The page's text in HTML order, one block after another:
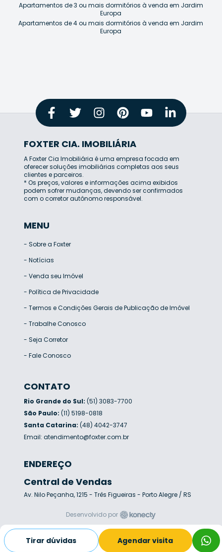
Tirar dúvidas Agendar visita
Apartamentos de 3 ou mais dormitórios à venda em Jardim
Europa
Apartamentos de 4 ou mais dormitórios à venda em Jardim
Europa
FOXTER CIA. IMOBILIÁRIA
A Foxter Cia Imobiliária é uma empresa focada em
oferecer soluções imobiliárias completas aos seus
clientes e parceiros.
* Os preços, valores e informações acima exibidos
podem sofrer mudanças, devendo ser confirmados
com o corretor autônomo responsável.
MENU
- Sobre a Foxter
- Notícias
- Venda seu Imóvel
- Política de Privacidade
- Termos e Condições Gerais de Publicação de Imóvel
- Trabalhe Conosco
- Seja Corretor
- Fale Conosco
CONTATO
Rio Grande do Sul: (51) 3083-7700
São Paulo: (11) 5198-0818
Santa Catarina: (48) 4042-3747
Email: atendimento@foxter.com.br
ENDEREÇO
Central de Vendas
Av. Nilo Peçanha, 1215 - Três Figueiras - Porto Alegre / RS
Desenvolvido por